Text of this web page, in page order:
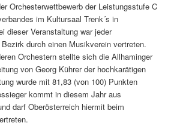
Orchesterwettbewerb der Leistungsstufe C
im Kultursaal Trenk´s in
dieser Veranstaltung war jeder
durch einen Musikverein vertreten.
Orchestern stellte sich die Allhaminger
von Georg Kührer der hochkarätigen
wurde mit 81,83 (von 100) Punkten
kommt in diesem Jahr aus
darf Oberösterreich hiermit beim